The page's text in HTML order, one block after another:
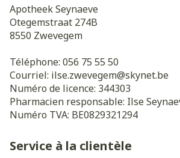
Apotheek Seynaeve
Otegemstraat 274B
8550 Zwevegem
Téléphone: 056 75 55 50
Courriel: ilse.zwevegem@skynet.be
Numéro de licence: 344303
Pharmacien responsable: Ilse
Numéro TVA: BE0829321294
Service à la clientèle